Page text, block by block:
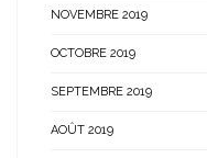
NOVEMBRE 2019
OCTOBRE 2019
SEPTEMBRE 2019
AOÛT 2019